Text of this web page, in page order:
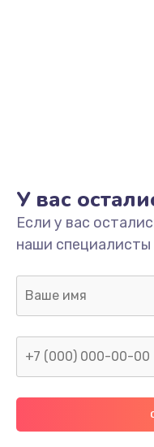
Замена
У вас
Если у вас
наши